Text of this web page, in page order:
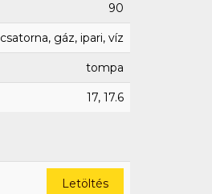
90
csatorna, gáz, ipari, víz
tompa
17, 17.6
Letöltés